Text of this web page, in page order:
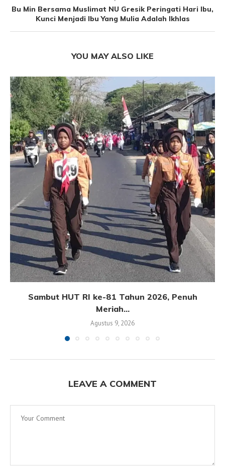
Bu Min Bersama Muslimat NU Gresik Peringati Hari Ibu,
Kunci Menjadi Ibu Yang Mulia Adalah Ikhlas
YOU MAY ALSO LIKE
Sambut HUT RI ke-81 Tahun 2026, Penuh
Meriah...
Agustus 9, 2026
LEAVE A COMMENT